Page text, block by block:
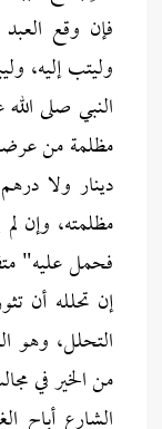
فإن وقع
وليتب إليه،
النبي صلى
مظلمة من
دينار ولا
مظلمته، وإن
فحمل عليه"
إن تحلله أن
التحلل، وهو
من الخير في